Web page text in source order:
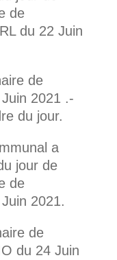
de
du 22 Juin
de
2021 .-
du jour.
a
jour de
de
2021.
de
du 24 Juin